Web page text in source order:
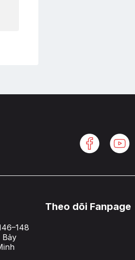
Bảy
Theo dõi Fanpage